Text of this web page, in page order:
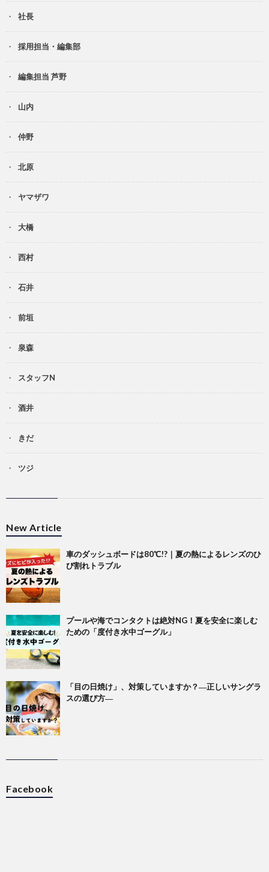
社長
採用担当・編集部
編集担当 芦野
山内
仲野
北原
ヤマザワ
大橋
西村
石井
前垣
泉森
スタッフN
酒井
きだ
ツジ
New Article
車のダッシュボードは80℃!?｜夏の熱によるレンズのひ
び割れトラブル
プールや海でコンタクトは絶対NG！夏を安全に楽しむ
ための「度付き水中ゴーグル」
「目の日焼け」、対策していますか？―正しいサングラ
スの選び方―
Facebook